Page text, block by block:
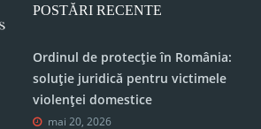
POSTĂRI RECENTE
Ordinul de protecție în România:
soluție juridică pentru victimele
violenței domestice
mai 20, 2026